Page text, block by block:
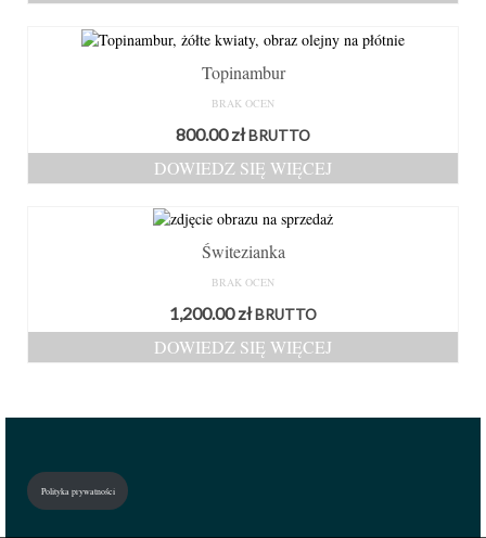
Topinambur
BRAK OCEN
800.00złBRUTTO
DOWIEDZ SIĘ WIĘCEJ
Świtezianka
BRAK OCEN
1,200.00zł BRUTTO
DOWIEDZ SIĘ WIĘCEJ
Polityka prywatności